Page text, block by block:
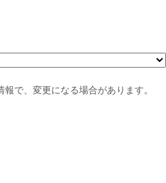
で、変更になる場合があります。